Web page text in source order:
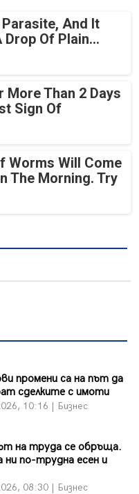
And It
Drop Of Plain...
More Than 2 Days
Sign Of
Worms Will Come
The Morning. Try
промени са на път да
сделките с имоти
10:16 | Бизнес
на труда се обръща.
ни по-трудна есен и
08:30 | Бизнес